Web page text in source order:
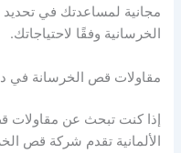
مجانية لمساعدتك في تحديد
الخرسانية وفقًا لاحتياجاتك.
مقاولات قص الخرسانة في
إذا كنت تبحث عن مقاولات
الألمانية تقدم شركة قص